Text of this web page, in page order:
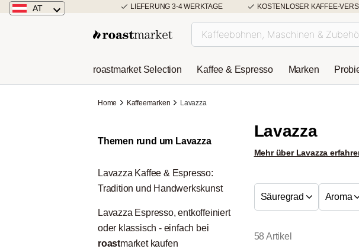
LIEFERUNG 3-4 WERKTAGE KOSTENLOSER KAFFEE-
AT
Niederlande
roastmarket Selection Kaffee & Espresso Marken
Home Kaffeemarken Lavazza
Themen rund um Lavazza
Lavazza Kaffee & Espresso:
Tradition und Handwerkskunst
Lavazza Espresso, entkoffeiniert
oder klassisch - einfach bei
roastmarket kaufen
Lavazza
Mehr über Lavazza
Säuregrad Aroma
58 Artikel